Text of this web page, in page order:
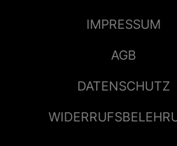
IMPRESSUM
AGB
DATENSCHUTZ